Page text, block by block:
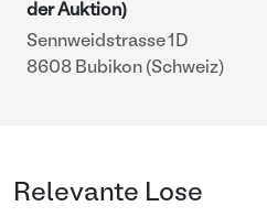
der Auktion)
Sennweidstrasse 1D
8608 Bubikon (Schweiz)
Relevante Lose